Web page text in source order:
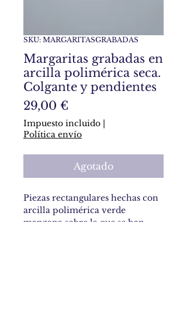
SKU: MARGARITASGRABADAS
Margaritas grabadas en
arcilla polimérica seca.
Colgante y pendientes
29,00 €
Impuesto incluido |
Política envío
Agotado
Piezas rectangulares hechas con
arcilla polimérica verde
manzana sobre la que se han